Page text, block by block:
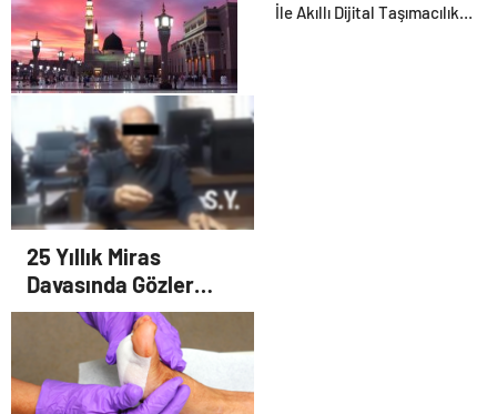
İle Akıllı Dijital Taşımacılık
2026 Umre Fiyatları
25 Yıllık Miras
Davasında Gözler
Temmuz Ayındaki
Karar Duruşmasına
Çevrildi